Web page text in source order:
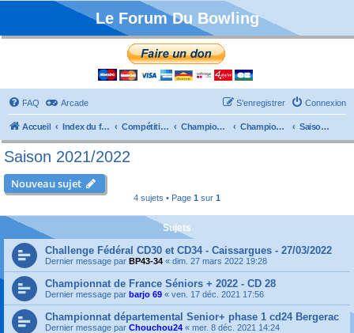
Le Forum Du Bowling
FAQ Arcade Connexion
S’enregistrer
Accueil Index du forum Compétitions Championnats de France Championnat Départemental Saison 2021/2022
Saison 2021/2022
Nouveau sujet
4 sujets • Page 1 sur 1
Sujets
Challenge Fédéral CD30 et CD34 - Caissargues - 27/03/2022
Dernier message par BP43-34 « dim. 27 mars 2022 19:28
Championnat de France Séniors + 2022 - CD 28
Dernier message par barjo 69 « ven. 17 déc. 2021 17:56
Championnat départemental Senior+ phase 1 cd24 Bergerac
Dernier message par Chouchou24 « mer. 8 déc. 2021 14:24